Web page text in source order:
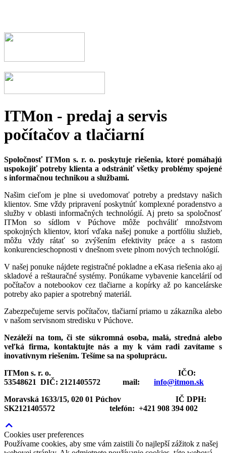
ITMon - predaj a servis
počítačov a tlačiarní
Spoločnosť ITMon s. r. o. poskytuje riešenia, ktoré pomáhajú
uspokojiť potreby klienta a odstrániť všetky problémy spojené
s informačnou technikou a službami.
Našim cieľom je plne si uvedomovať potreby a predstavy našich
klientov. Sme vždy pripravení poskytnúť komplexné poradenstvo a
služby v oblasti informačných technológií. Aj preto sa spoločnosť
ITMon so sídlom v Púchove môže pochváliť množstvom
spokojných klientov, ktorí vďaka našej ponuke a portfóliu služieb,
môžu vždy rátať so zvýšením efektivity práce a s rastom
konkurencieschopnosti v dnešnom svete plnom nových technológií.
V našej ponuke nájdete registračné pokladne a eKasa riešenia ako aj
skladové a reštauračné systémy. Ponúkame vybavenie kancelárií od
počítačov a notebookov cez tlačiarne a kopírky až po kancelárske
potreby ako papier a spotrebný materiál.
Zabezpečujeme servis počítačov, tlačiarní priamo u zákazníka alebo
v našom servisnom stredisku v Púchove.
Nezáleží na tom, či ste súkromná osoba, malá, stredná alebo
veľká firma, kontaktujte nás a my k vám radi zavítame s
inovatívnym riešením. Tešíme sa na spoluprácu.
ITMon s. r. o. IČO:
53548621 DIČ: 2121405572 mail: info@itmon.sk
Moravská 1633/15, 020 01 Púchov IČ DPH:
SK2121405572 telefón: +421 908 394 002
Cookies user preferences
Používame cookies, aby sme vám zaistili čo najlepší zážitok z našej